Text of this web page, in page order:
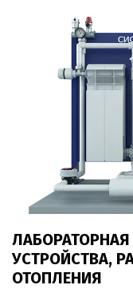
УСТРОЙСТВА,
ОТОПЛЕНИЯ